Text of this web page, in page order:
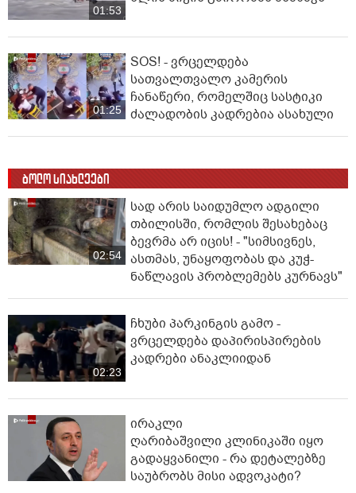
01:53
01:25
SOS! - ვრცელდება
სათვალთვალო კამერის
ჩანაწერი, რომელშიც სასტიკი
ძალადობის კადრებია ასახული
ბოლო სიახლეები
02:54
სად არის საიდუმლო ადგილი
თბილისში, რომლის შესახებაც
ბევრმა არ იცის! - "სიმსივნეს,
ასთმას, უნაყოფობას და კუჭ-
ნაწლავის პრობლემებს კურნავს"
02:23
ჩხუბი პარკინგის გამო -
ვრცელდება დაპირისპირების
კადრები ანაკლიიდან
ირაკლი
ღარიბაშვილი კლინიკაში იყო
გადაყვანილი - რა დეტალებზე
საუბრობს მისი ადვოკატი?